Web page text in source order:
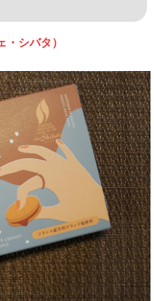
シバタ）